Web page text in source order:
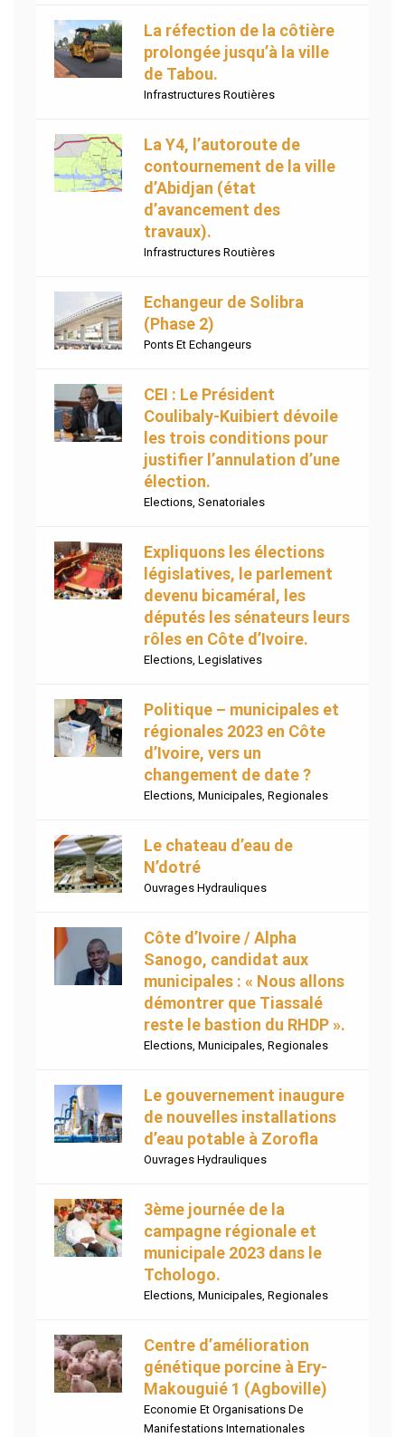
La réfection de la côtière
prolongée jusqu’à la ville
de Tabou.
Infrastructures Routières
La Y4, l’autoroute de
contournement de la ville
d’Abidjan (état
d’avancement des
travaux).
Infrastructures Routières
Echangeur de Solibra
(Phase 2)
Ponts Et Echangeurs
CEI : Le Président
Coulibaly-Kuibiert dévoile
les trois conditions pour
justifier l’annulation d’une
élection.
Elections, Senatoriales
Expliquons les élections
législatives, le parlement
devenu bicaméral, les
députés les sénateurs leurs
rôles en Côte d’Ivoire.
Elections, Legislatives
Politique – municipales et
régionales 2023 en Côte
d’Ivoire, vers un
changement de date ?
Elections, Municipales, Regionales
Le chateau d’eau de
N’dotré
Ouvrages Hydrauliques
Côte d’Ivoire / Alpha
Sanogo, candidat aux
municipales : « Nous allons
démontrer que Tiassalé
reste le bastion du RHDP ».
Elections, Municipales, Regionales
Le gouvernement inaugure
de nouvelles installations
d’eau potable à Zorofla
Ouvrages Hydrauliques
3ème journée de la
campagne régionale et
municipale 2023 dans le
Tchologo.
Elections, Municipales, Regionales
Centre d’amélioration
génétique porcine à Ery-
Makouguié 1 (Agboville)
Economie Et Organisations De
Manifestations Internationales